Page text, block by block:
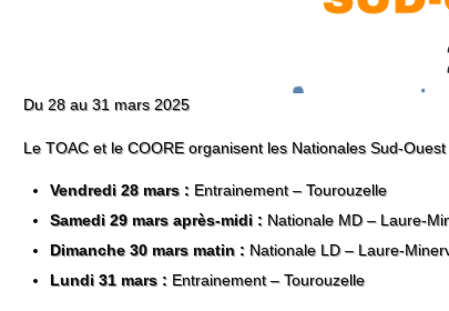
Du 28 au 31 mars 2025
Le TOAC et le COORE organisent les Nationales Sud-
Vendredi 28 mars :Entrainement – Tourouzelle
Samedi 29 mars après-midi :Nationale MD – Laure-
Dimanche 30 mars matin :Nationale LD – Laure-
Lundi 31 mars :Entrainement – Tourouzelle